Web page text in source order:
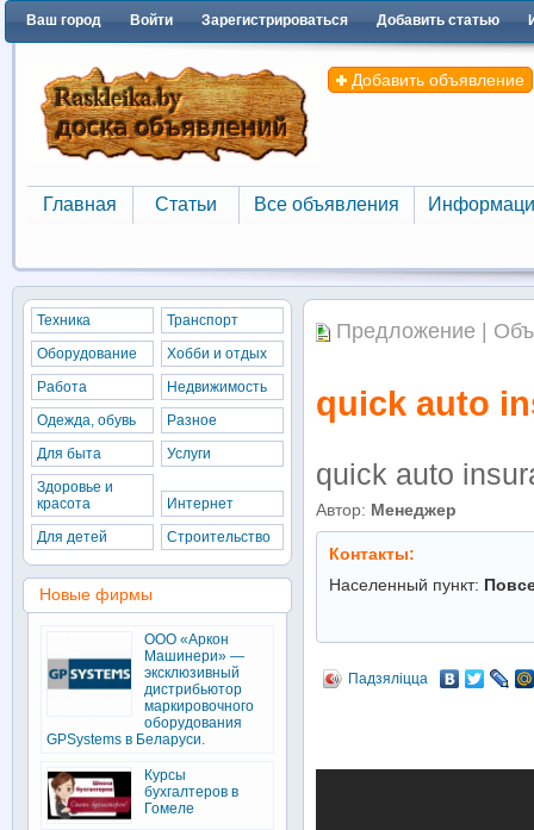
Ваш город Войти Зарегистрироваться Добавить статью
Добавить объявление
Главная
Главная
Статьи
Статьи
Все объявления
Все объявления
Предложение |
quick auto
quick auto
Автор: Менеджер
Контакты:
Населенный пункт:
Падзяліцца
Техника
Транспорт
Оборудование
Хобби и отдых
Работа
Недвижимость
Одежда, обувь
Разное
Для быта
Услуги
Здоровье и
красота
Интернет
Для детей
Строительство
Новые фирмы
ООО «Аркон
Машинери» —
эксклюзивный
дистрибьютор
маркировочного
оборудования
GPSystems в Беларуси.
Курсы
бухгалтеров в
Гомеле